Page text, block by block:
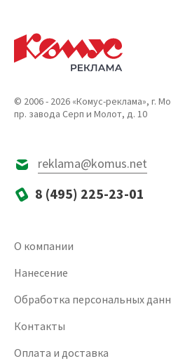
© 2006 - 2026 «Комус-реклама», г.
пр. завода Серп и Молот, д. 10
reklama@komus.net
8 (495) 225-23-01
О компании
Нанесение
Обработка персональных
Контакты
Оплата и доставка